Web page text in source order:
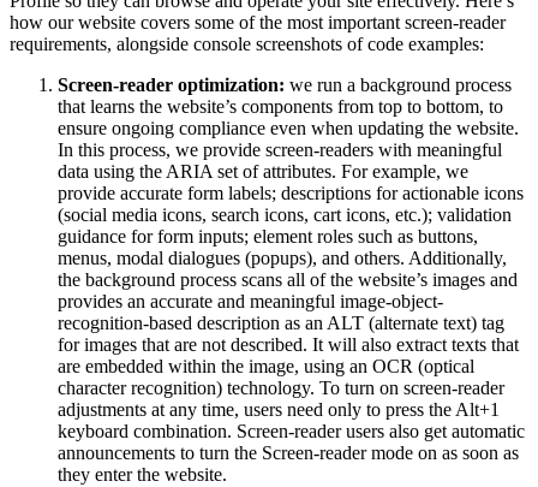
how our website covers some of the most important screen-reader
requirements, alongside console screenshots of code examples:
Screen-reader optimization: we run a background process
that learns the website’s components from top to bottom, to
ensure ongoing compliance even when updating the website.
In this process, we provide screen-readers with meaningful
data using the ARIA set of attributes. For example, we
provide accurate form labels; descriptions for actionable icons
(social media icons, search icons, cart icons, etc.); validation
guidance for form inputs; element roles such as buttons,
menus, modal dialogues (popups), and others. Additionally,
the background process scans all of the website’s images and
provides an accurate and meaningful image-object-
recognition-based description as an ALT (alternate text) tag
for images that are not described. It will also extract texts that
are embedded within the image, using an OCR (optical
character recognition) technology. To turn on screen-reader
adjustments at any time, users need only to press the Alt+1
keyboard combination. Screen-reader users also get automatic
announcements to turn the Screen-reader mode on as soon as
they enter the website.